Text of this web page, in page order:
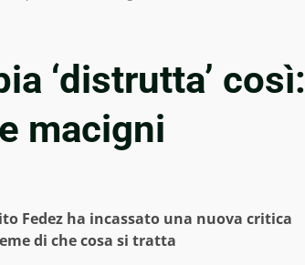
‘distrutta’ così:
macigni
Fedez ha incassato una nuova critica
di che cosa si tratta